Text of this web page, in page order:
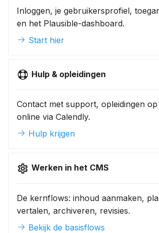
Inloggen, je gebruikersprofiel,
en het Plausible-dashboard.
Start hier
Hulp & opleidingen
Contact met support, opleidingen
online via Calendly.
Hulp krijgen
Werken in het CMS
De kernflows: inhoud aanmaken,
vertalen, archiveren, revisies.
Bekijk de basisflows